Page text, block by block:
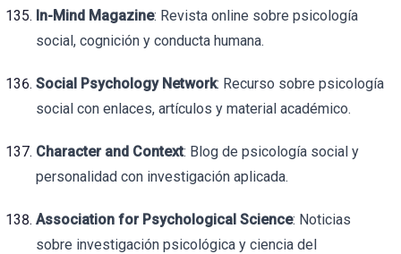
In-Mind Magazine: Revista online sobre psicología
social, cognición y conducta humana.
Social Psychology Network: Recurso sobre psicología
social con enlaces, artículos y material académico.
Character and Context: Blog de psicología social y
personalidad con investigación aplicada.
Association for Psychological Science: Noticias
sobre investigación psicológica y ciencia del